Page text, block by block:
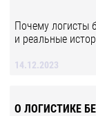
Почему логисты
и реальные
14.12.2023
О ЛОГИСТИКЕ